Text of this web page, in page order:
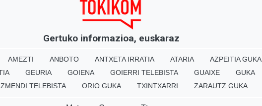
Gertuko informazioa, euskaraz
AMEZTI ANBOTO ANTXETA IRRATIA ATARIA AZPEITIA GUKA
GEURIA GOIENA GOIERRI TELEBISTA GUAIXE GUKA
TELEBISTA ORIO GUKA TXINTXARRI ZARAUTZ GUKA